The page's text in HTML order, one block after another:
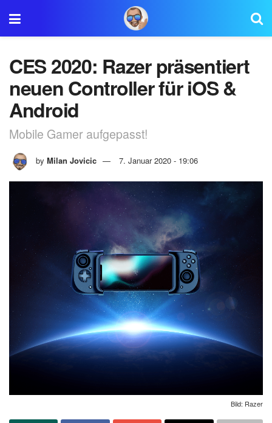
CES 2020: Razer präsentiert
neuen Controller für iOS &
Android
Mobile Gamer aufgepasst!
by Milan Jovicic 7. Januar 2020 - 19:06
Bild: Razer